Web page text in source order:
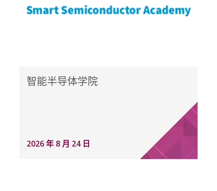
智能半导体学院
2026 年 8 月 24 日